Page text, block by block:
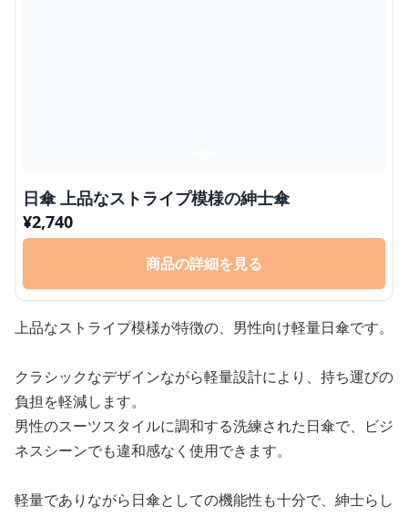
日傘 上品なストライプ模様の紳士傘
¥2,740
商品の詳細を見る
上品なストライプ模様が特徴の、男性向け軽量日傘です。
クラシックなデザインながら軽量設計により、持ち運びの
負担を軽減します。
男性のスーツスタイルに調和する洗練された日傘で、ビジ
ネスシーンでも違和感なく使用できます。
軽量でありながら日傘としての機能性も十分で、紳士らし